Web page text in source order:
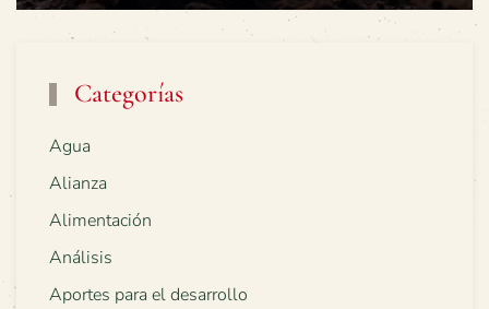
Categorías
Agua
Alianza
Alimentación
Análisis
Aportes para el desarrollo